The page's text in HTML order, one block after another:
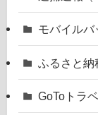
モバイルバ
ふるさと
GoToトラ